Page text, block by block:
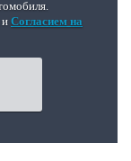
и Согласием на